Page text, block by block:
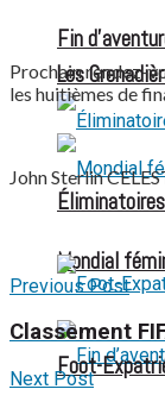
Les
Mondial
Fin
Foot-
Prochain rendez-
les huitièmes de
John Sterlin
Previous Post
Classement
Next Post